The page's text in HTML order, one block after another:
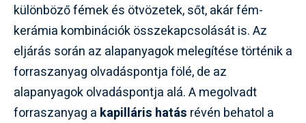
különböző fémek és ötvözetek, sőt, akár fém-
kerámia kombinációk összekapcsolását is. Az
eljárás során az alapanyagok melegítése történik a
forraszanyag olvadáspontja fölé, de az
alapanyagok olvadáspontja alá. A megolvadt
forraszanyag a kapilláris hatás révén behatol a